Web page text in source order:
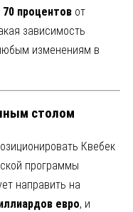
70 процентов от
зависимость
изменениям в
столом
Квебек
программы
направить на
евро, и